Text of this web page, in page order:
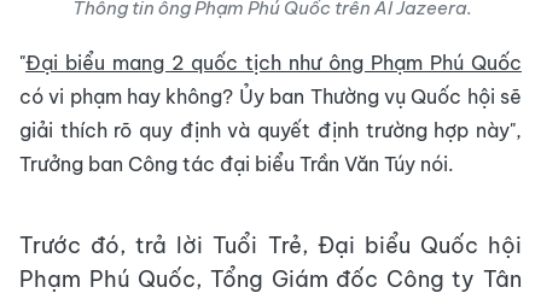
Thông tin ông Phạm Phú Quốc trên Al Jazeera.
"Đại biểu mang 2 quốc tịch như ông Phạm Phú Quốc
có vi phạm hay không? Ủy ban Thường vụ Quốc hội sẽ
giải thích rõ quy định và quyết định trường hợp này",
Trưởng ban Công tác đại biểu Trần Văn Túy nói.
Trước đó, trả lời Tuổi Trẻ, Đại biểu Quốc hội
Phạm Phú Quốc, Tổng Giám đốc Công ty Tân